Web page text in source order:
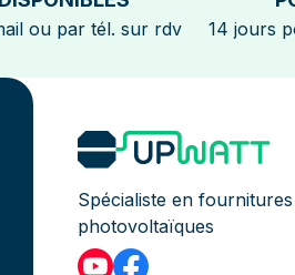
ou par tél. sur rdv 14 jours
Spécialiste en
photovoltaïques